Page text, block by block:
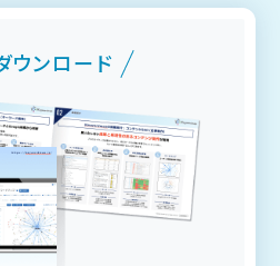
ウンロード